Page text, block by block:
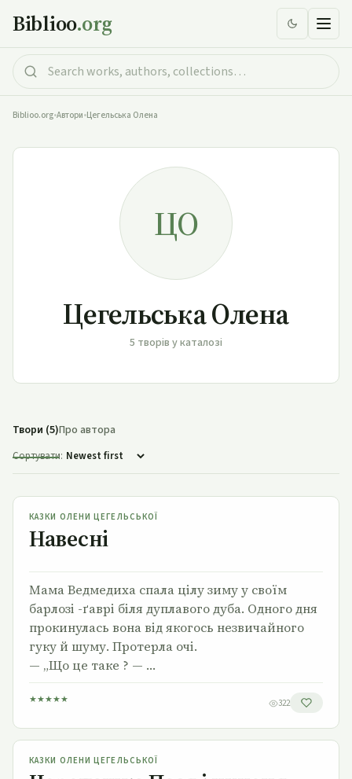
Biblioo.org
Biblioo.org•Автори•Цегельська Олена
ЦО
Цегельська Олена
5 творів у каталозі
Твори (5)Про автора
Сортувати:
Навесні
КАЗКИ ОЛЕНИ ЦЕГЕЛЬСЬКОЇ
Навесні
Мама Ведмедиха спала цілу зиму у своїм
барлозі -ґаврі біля дуплавого дуба. Одного дня
прокинулась вона від якогось незвичайного
гуку й шуму. Протерла очі.
— „Що це таке ? — …
★★★★★ 322
Черепашка Пазя і цуценя Попі
КАЗКИ ОЛЕНИ ЦЕГЕЛЬСЬКОЇ